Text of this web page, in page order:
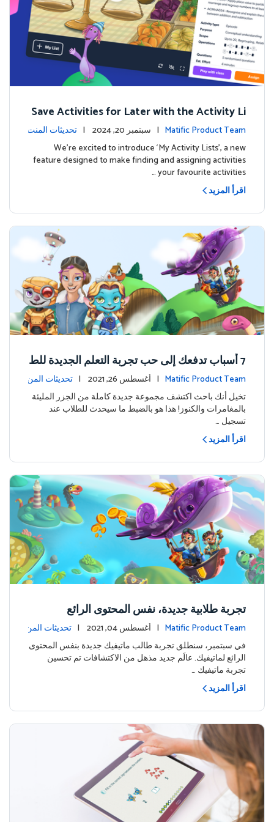
Save Activities for Later with the Activity Li
sts Feature
Matific Product Team | سبتمبر 20, 2024 | تحديثات المنت
We're excited to introduce ‘My Activity Lists’, a new
feature designed to make finding and assigning activities
your favourite activities …
اقرأ المزيد
7 أسباب تدفعك إلى حب تجربة التعلم الجديدة للط
لاب في ماتيفيك
Matific Product Team | أغسطس 26, 2021 | تحديثات المن
تخيل أنك باحث اكتشف مجموعة جديدة كاملة من الجزر المليئة
بالمغامرات والكنوز! هذا هو بالضبط ما سيحدث للطلاب عند
تسجيل …
اقرأ المزيد
تجربة طلابية جديدة، نفس المحتوى الرائع
Matific Product Team | أغسطس 04, 2021 | تحديثات المن
تج
في سبتمبر، سنطلق تجربة طالب ماتيفيك جديدة بنفس المحتوى
الرائع لماتيفيك. عالَم جديد مذهل من الاكتشافات تم تحسين
تجربة ماتيفيك …
اقرأ المزيد